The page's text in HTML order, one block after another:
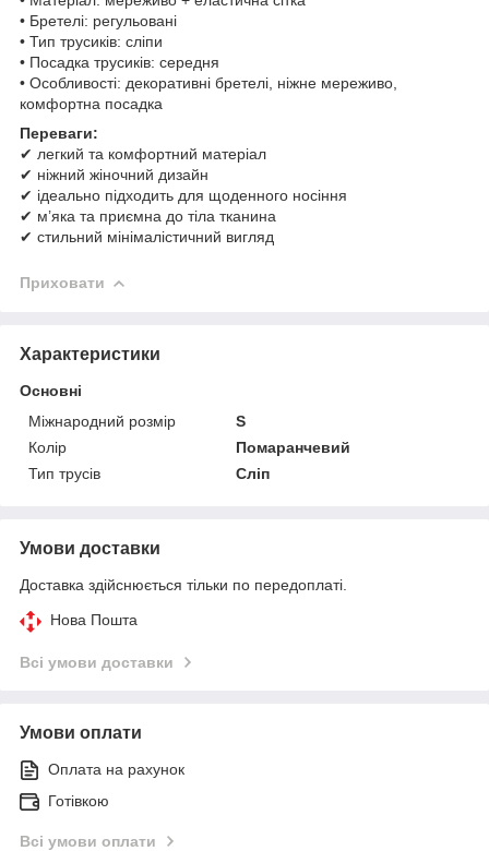
• Бретелі: регульовані
• Тип трусиків: сліпи
• Посадка трусиків: середня
• Особливості: декоративні бретелі, ніжне мереживо,
комфортна посадка
Переваги:
✔ легкий та комфортний матеріал
✔ ніжний жіночний дизайн
✔ ідеально підходить для щоденного носіння
✔ м’яка та приємна до тіла тканина
✔ стильний мінімалістичний вигляд
Приховати
Характеристики
Основні
Міжнародний розмір
S
Колір
Помаранчевий
Тип трусів
Сліп
Умови доставки
Доставка здійснюється тільки по передоплаті.
Нова Пошта
Всі умови доставки
Умови оплати
Оплата на рахунок
Готівкою
Всі умови оплати